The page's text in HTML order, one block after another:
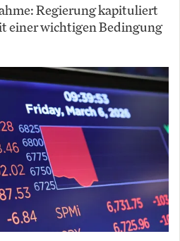
Regierung kapituliert
einer wichtigen Bedingung